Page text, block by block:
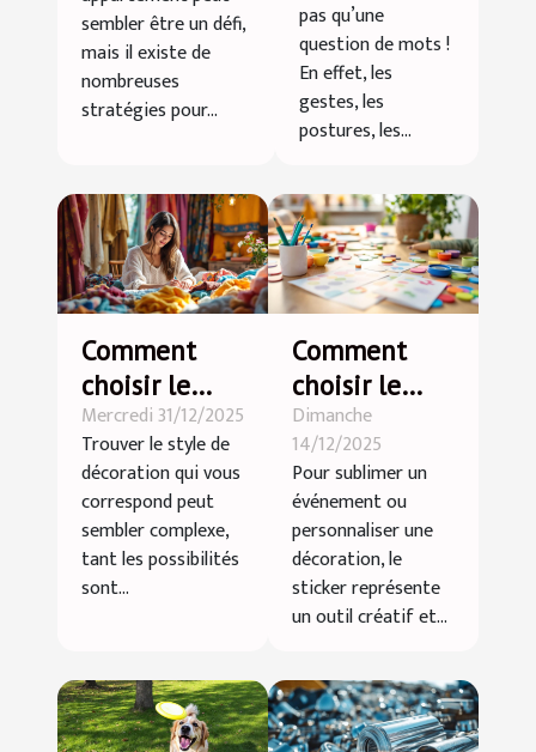
appartements
sembler être un défi,
mais il existe de
nombreuses
stratégies pour...
pas qu’une
question de mots !
En effet, les
gestes, les
postures, les...
Comment
choisir le
style de
décoration
qui vous
correspond ?
Mercredi 31/12/2025
Trouver le style de
décoration qui vous
correspond peut
sembler complexe,
tant les possibilités
sont...
Comment
choisir le
sticker idéal
pour chaque
occasion ?
Dimanche
14/12/2025
Pour sublimer un
événement ou
personnaliser une
décoration, le
sticker représente
un outil créatif et...